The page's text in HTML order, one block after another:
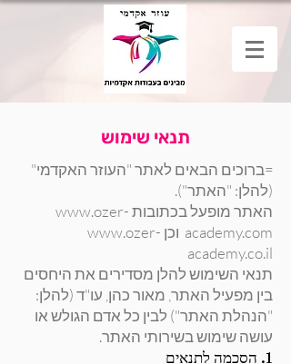
תנאי שימוש
=ברוכים הבאים לאתר "העוזר האקדמי"
(להלן: "האתר").
האתר מופעל בכתובותwww.ozer-
academy.com וכן www.ozer-
academy.co.il
תנאי השימוש להלן מסדירים את היחסים
בין מפעיל האתר, מאור כהן, עו"ד (להלן:
"הנהלת האתר") לבין כל אדם הגולש או
עושה שימוש בשירותי האתר.
1. הסכמה לתנאים